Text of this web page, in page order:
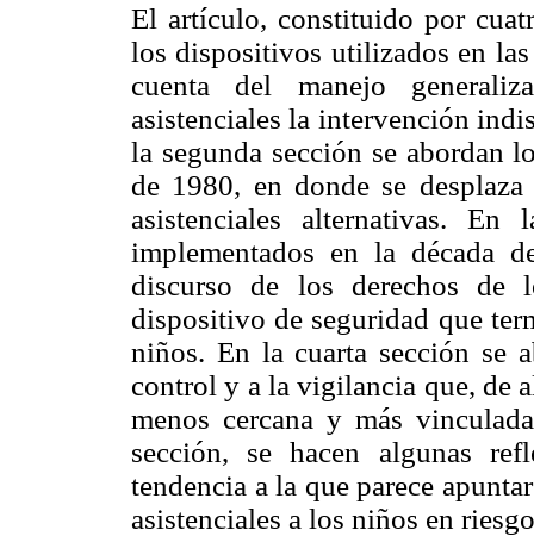
El artículo, constituido por
los dispositivos utilizados en
cuenta del manejo
asistenciales la intervención
la segunda sección se abordan
de 1980, en donde se
asistenciales alternativas.
implementados en la década
discurso de los derechos
dispositivo de seguridad que
niños. En la cuarta sección se
control y a la vigilancia que, de
menos cercana y más
sección, se hacen algunas
tendencia a la que parece
asistenciales a los niños en